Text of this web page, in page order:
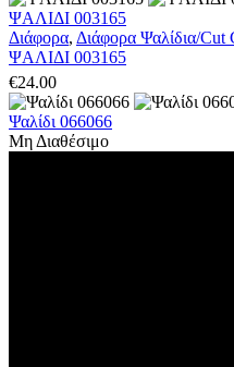
ΨΑΛΙΔΙ 003165
Διάφορα, Διάφορα Ψαλίδια/Cut
ΨΑΛΙΔΙ 003165
€24.00
Ψαλίδι 066066
Μη Διαθέσιμο